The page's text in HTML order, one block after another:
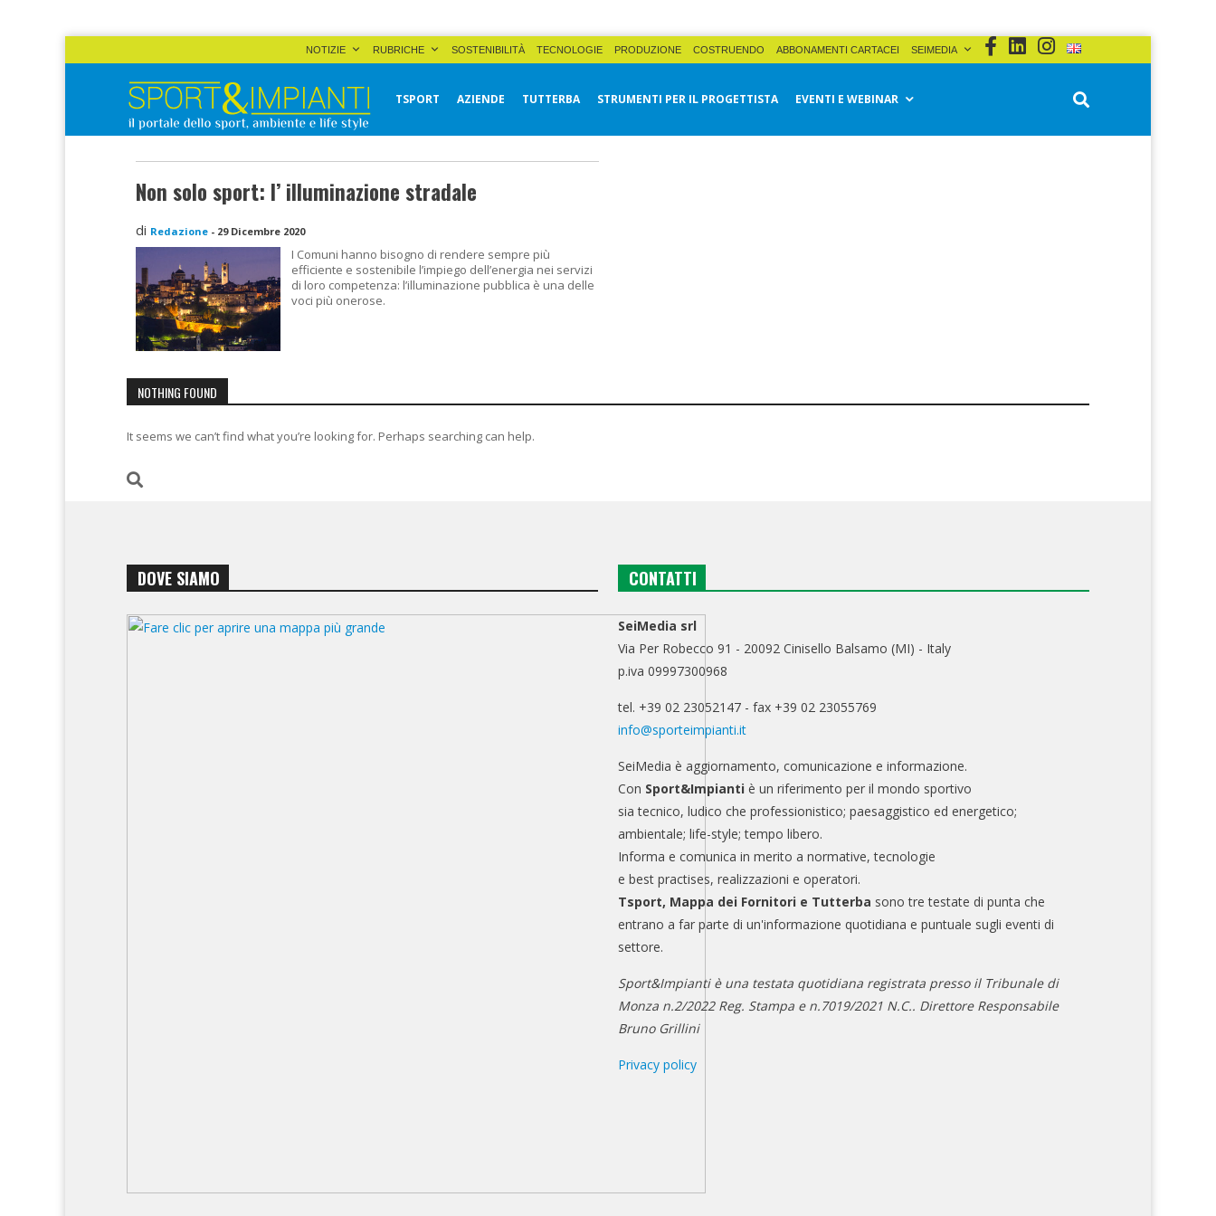
NOTIZIE RUBRICHE SOSTENIBILITÀ TECNOLOGIE PRODUZIONE COSTRUENDO ABBONAMENTI CARTACEI SEIMEDIA
Sport&Impianti
TSPORT AZIENDE TUTTERBA STRUMENTI PER IL PROGETTISTA EVENTI E WEBINAR
Non solo sport: l’ illuminazione stradale
di Redazione - 29 Dicembre 2020
I Comuni hanno bisogno di rendere sempre più
efficiente e sostenibile l’impiego dell’energia nei servizi
di loro competenza: l’illuminazione pubblica è una delle
voci più onerose.
NOTHING FOUND
It seems we can’t find what you’re looking for. Perhaps searching can help.
DOVE SIAMO CONTATTI
SeiMedia srl
Via Per Robecco 91 - 20092 Cinisello Balsamo (MI) - Italy
p.iva 09997300968
tel. +39 02 23052147 - fax +39 02 23055769
info@sporteimpianti.it
SeiMedia è aggiornamento, comunicazione e informazione.
Con Sport&Impianti è un riferimento per il mondo sportivo
sia tecnico, ludico che professionistico; paesaggistico ed energetico;
ambientale; life-style; tempo libero.
Informa e comunica in merito a normative, tecnologie
e best practises, realizzazioni e operatori.
Tsport, Mappa dei Fornitori e Tutterba sono tre testate di punta che
entrano a far parte di un'informazione quotidiana e puntuale sugli eventi di
settore.
Sport&Impianti è una testata quotidiana registrata presso il Tribunale di
Monza n.2/2022 Reg. Stampa e n.7019/2021 N.C.. Direttore Responsabile
Bruno Grillini
Privacy policy